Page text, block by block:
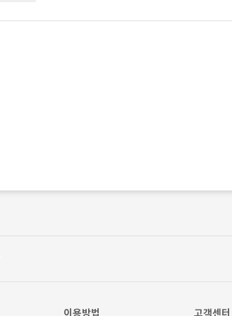
이용방법 고객센터